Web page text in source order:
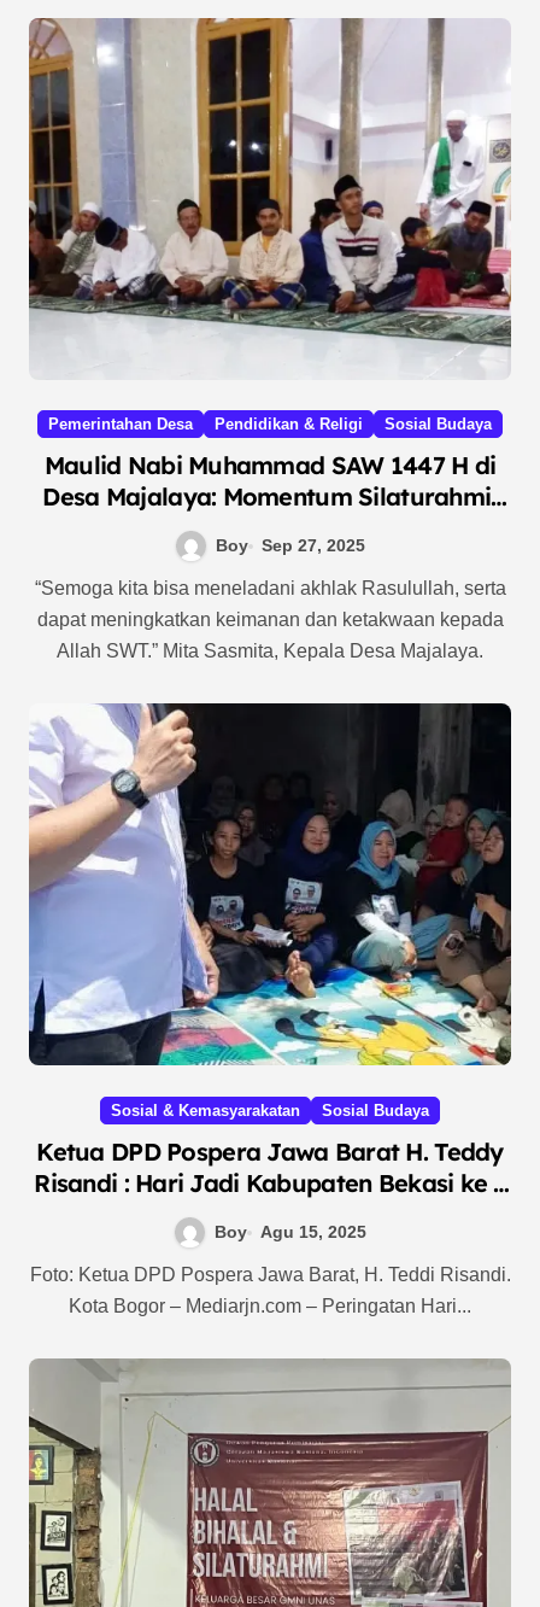
Pemerintahan Desa Pendidikan & Religi Sosial Budaya
Maulid Nabi Muhammad SAW 1447 H di
Desa Majalaya: Momentum Silaturahmi,
Pelayanan Publik, dan Edukasi
Masyarakat
Boy Sep 27, 2025
“Semoga kita bisa meneladani akhlak Rasulullah, serta
dapat meningkatkan keimanan dan ketakwaan kepada
Allah SWT.” Mita Sasmita, Kepala Desa Majalaya.
Sosial & Kemasyarakatan Sosial Budaya
Ketua DPD Pospera Jawa Barat H. Teddy
Risandi : Hari Jadi Kabupaten Bekasi ke –
75 Jadi Momentum Wujudkan Gotong
Royong, Persatuan dan Kesatuan Sesama
Warga Kabupaten Bekasi
Boy Agu 15, 2025
Foto: Ketua DPD Pospera Jawa Barat, H. Teddi Risandi.
Kota Bogor – Mediarjn.com – Peringatan Hari...